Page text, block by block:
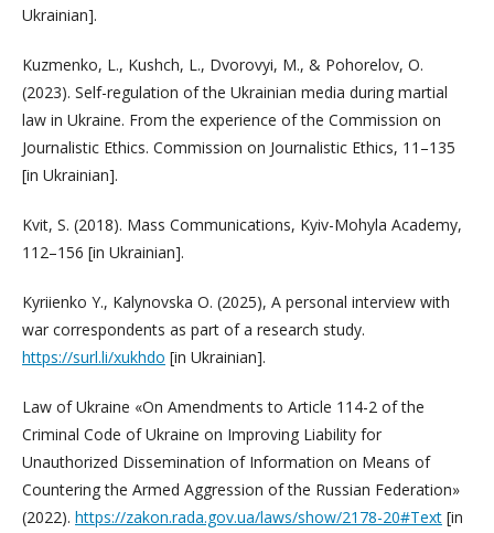
Ukrainian].
Kuzmenko, L., Kushch, L., Dvorovyi, M., & Pohorelov, O.
(2023). Self-regulation of the Ukrainian media during martial
law in Ukraine. From the experience of the Commission on
Journalistic Ethics. Commission on Journalistic Ethics, 11–135
[in Ukrainian].
Kvit, S. (2018). Mass Communications, Kyiv-Mohyla Academy,
112–156 [in Ukrainian].
Kyriienko Y., Kalynovska O. (2025), A personal interview with
war correspondents as part of a research study.
https://surl.li/xukhdo [in Ukrainian].
Law of Ukraine «On Amendments to Article 114-2 of the
Criminal Code of Ukraine on Improving Liability for
Unauthorized Dissemination of Information on Means of
Countering the Armed Aggression of the Russian Federation»
(2022). https://zakon.rada.gov.ua/laws/show/2178-20#Text [in